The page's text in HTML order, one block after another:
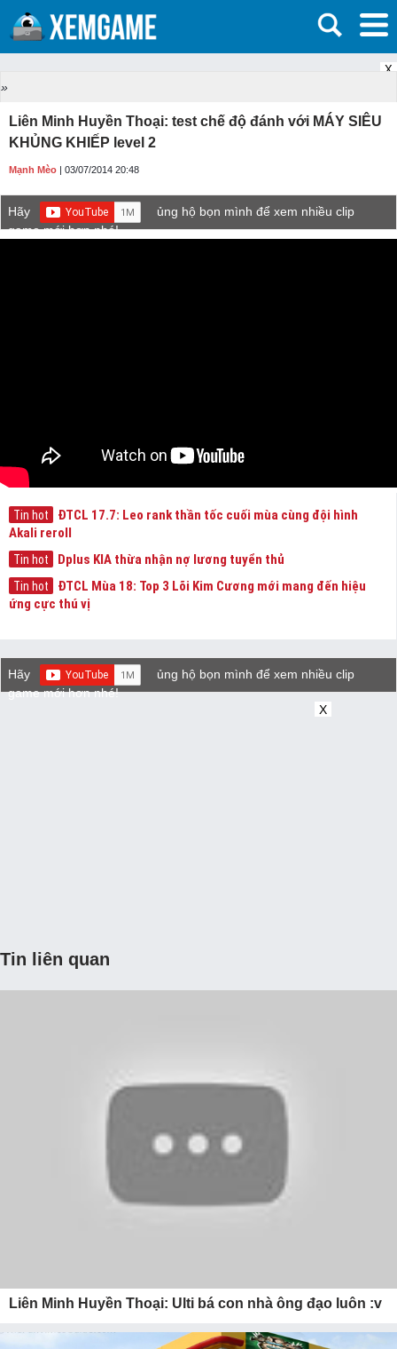
X
»
Liên Minh Huyền Thoại: test chế độ đánh với MÁY SIÊU
KHỦNG KHIẾP level 2
Mạnh Mèo | 03/07/2014 20:48
Hãy
ủng hộ bọn mình để xem nhiều clip
game mới hơn nhé!
Tin hot
ĐTCL 17.7: Leo rank thần tốc cuối mùa cùng đội hình
Akali reroll
Tin hot Dplus KIA thừa nhận nợ lương tuyển thủ
Tin hot
ĐTCL Mùa 18: Top 3 Lõi Kim Cương mới mang đến hiệu
ứng cực thú vị
Hãy
ủng hộ bọn mình để xem nhiều clip
game mới hơn nhé!
X
Tin liên quan
Liên Minh Huyền Thoại: Ulti bá con nhà ông đạo luôn :v